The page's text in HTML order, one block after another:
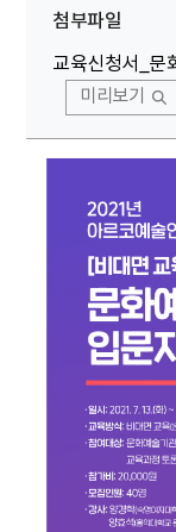
첨부파일
교육신청서_문
미리보기